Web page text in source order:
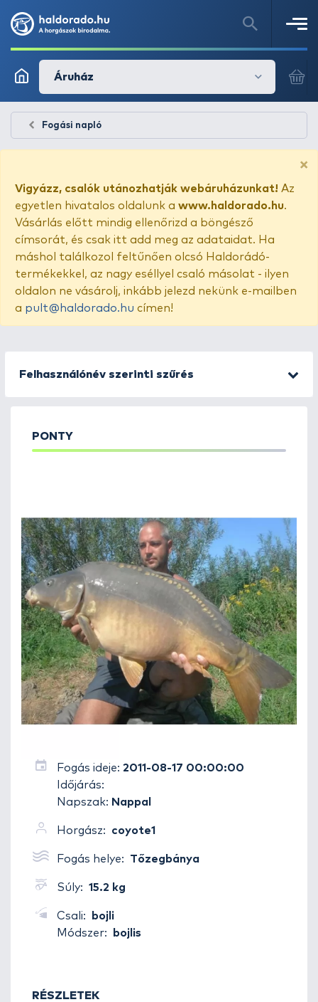
Áruház
Fogási napló
×
Vigyázz, csalók utánozhatják webáruházunkat! Az
egyetlen hivatalos oldalunk a www.haldorado.hu.
Vásárlás előtt mindig ellenőrizd a böngésző
címsorát, és csak itt add meg az adataidat. Ha
máshol találkozol feltűnően olcsó Haldorádó-
termékekkel, az nagy eséllyel csaló másolat - ilyen
oldalon ne vásárolj, inkább jelezd nekünk e-mailben
a pult@haldorado.hu címen!
Felhasználónév szerinti szűrés
PONTY
Fogás ideje: 2011-08-17 00:00:00
Időjárás:
Napszak: Nappal
Horgász: coyote1
Fogás helye: Tőzegbánya
Súly: 15.2 kg
Csali:
bojli
Módszer:
bojlis
RÉSZLETEK